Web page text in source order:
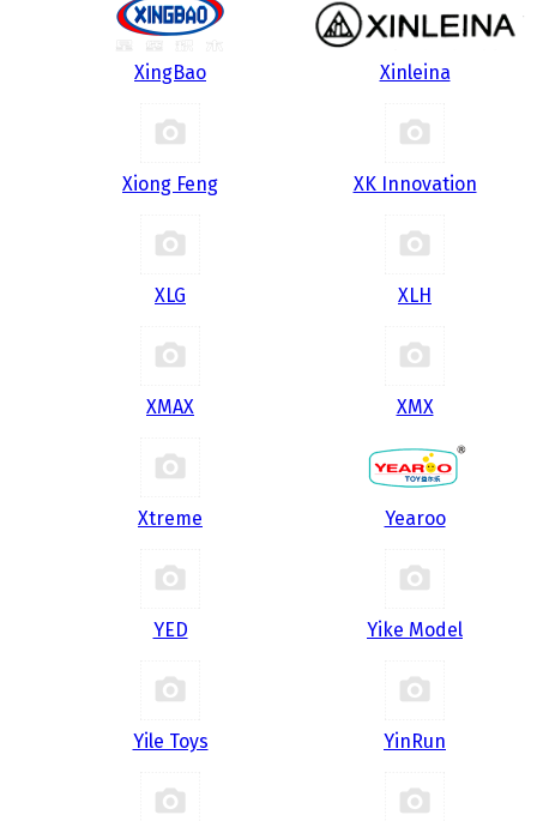
XingBao Xinleina
Xiong Feng XK Innovation
XLG XLH
XMAX XMX
Xtreme Yearoo
YED Yike Model
Yile Toys YinRun